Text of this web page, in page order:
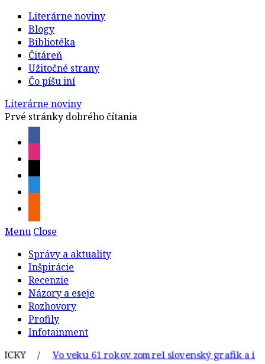
Literárne noviny
Blogy
Bibliotéka
Čitáreň
Užitočné strany
Čo píšu iní
Literárne noviny
Prvé stránky dobrého čítania
Menu Close
Správy a aktuality
Inšpirácie
Recenzie
Názory a eseje
Rozhovory
Profily
Infotainment
/
Vo veku 61 rokov zomrel slovenský grafik a